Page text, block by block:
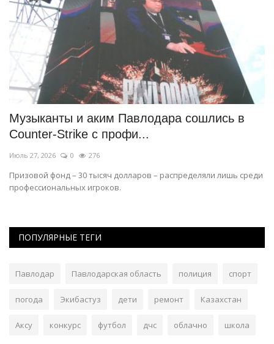
Музыканты и аким Павлодара сошлись в
Counter-Strike c профи...
Июль 27, 2026 0 276
Призовой фонд – 30 тысяч долларов – распределяли лишь среди
профессиональных игроков.
ПОПУЛЯРНЫЕ ТЕГИ
Павлодар Павлодарская область полиция спорт
погода Экибастуз дети ремонт Казахстан
Аксу конкурс футбол дчс облачно школа